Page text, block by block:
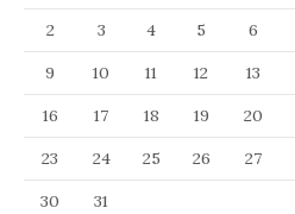
2
3 4 5 6
9
10 11 12 13
16
17 18 19 20
23
24 25 26 27
30
31